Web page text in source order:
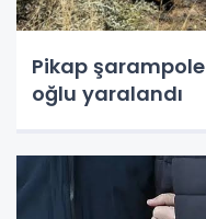
Pikap
oğlu yaralandı